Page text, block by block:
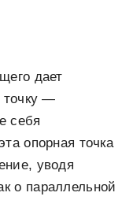
дает
точку —
себя
опорная точка
уводя
о параллельной